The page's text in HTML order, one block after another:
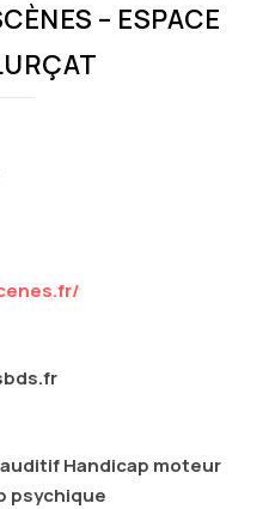
– ESPACE
Handicap moteur
psychique